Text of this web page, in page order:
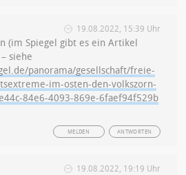
19.08.2022, 15:39 Uhr
(im Spiegel gibt es ein Artikel
siehe
panorama/gesellschaft/freie-
im-osten-den-volkszorn-
84e6-4093-869e-6faef94f529b
ANTWORTEN
MELDEN
19.08.2022, 19:19 Uhr